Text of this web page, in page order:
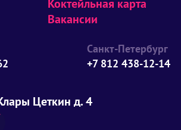
Коктейльная карта
Вакансии
Санкт-Петербург
+7 812 438-12-14
Цеткин д. 4